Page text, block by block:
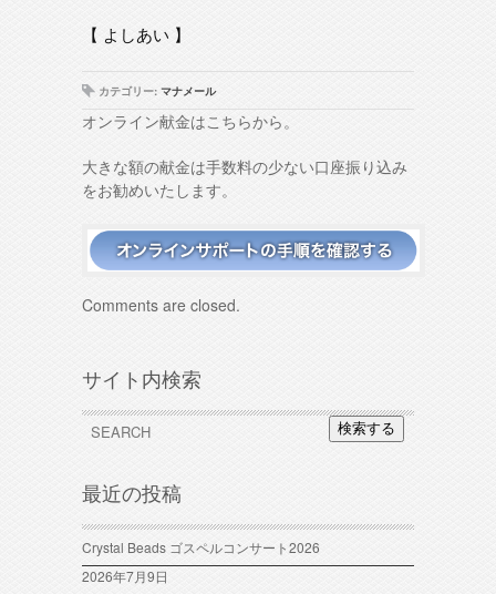
【 よしあい 】
カテゴリー: マナメール
オンライン献金はこちらから。
大きな額の献金は手数料の少ない口座振り込み
をお勧めいたします。
Comments are closed.
サイト内検索
検索する
最近の投稿
Crystal Beads ゴスペルコンサート2026
2026年7月9日